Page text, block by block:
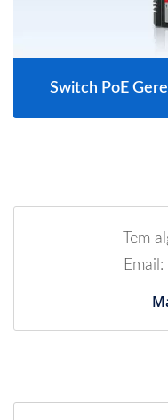
Switch PoE
Tem